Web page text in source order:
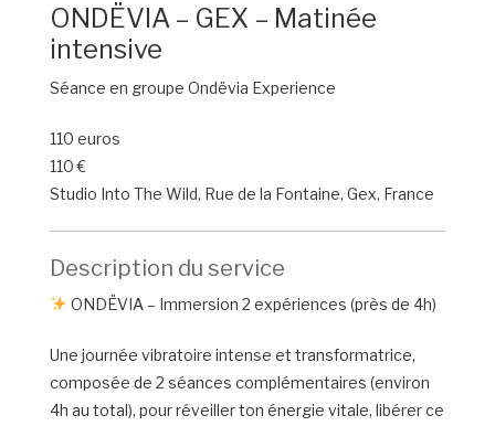
ONDËVIA – GEX – Matinée
intensive
Séance en groupe Ondëvia Experience
110 euros
110 €
Studio Into The Wild, Rue de la Fontaine, Gex, France
Description du service
ONDËVIA – Immersion 2 expériences (près de 4h)
Une journée vibratoire intense et transformatrice,
composée de 2 séances complémentaires (environ
4h au total), pour réveiller ton énergie vitale, libérer ce